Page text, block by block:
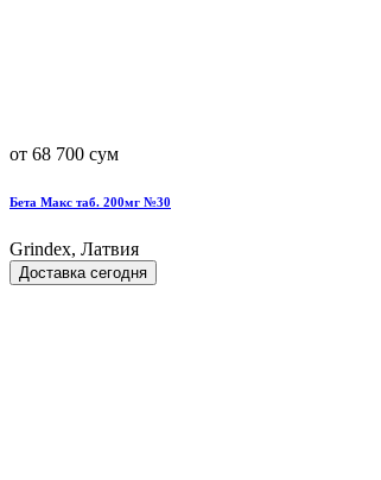
от 68 700 сум
Бета Макс таб. 200мг №30
Grindex, Латвия
Доставка сегодня